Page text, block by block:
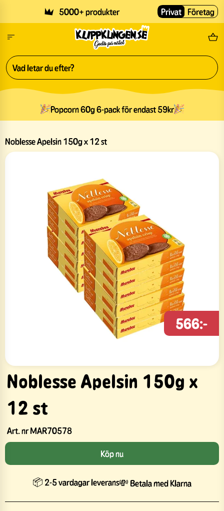
5000+ produkter Fri
Privat Företag
Popcorn 60g 6-pack för endast 59kr
Noblesse Apelsin 150g x 12 st
Noblesse Apelsin 150g x
12 st
Art. nrMAR70578
566:-
Köp nu
📦 2-5 vardagar leverans💸 Betala med Klarna